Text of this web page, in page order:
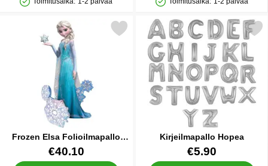
Saatavuus: Varastossa Saatavuus: Varastossa
Frozen Elsa Folioilmapallo
Airwalker
Tuote.nro 6313€40.10
frozen Elsa Folioilmapallo Airwalker suosikiksi
Kirjeilmapallo Hopea
Tuote.nro 10040
€5.90
Merkitse kirjeilmapallo